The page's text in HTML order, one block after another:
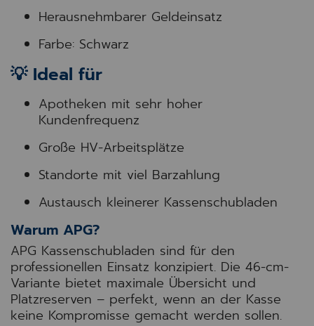
Herausnehmbarer Geldeinsatz
Farbe: Schwarz
💡 Ideal für
Apotheken mit sehr hoher
Kundenfrequenz
Große HV-Arbeitsplätze
Standorte mit viel Barzahlung
Austausch kleinerer Kassenschubladen
Warum APG?
APG Kassenschubladen sind für den
professionellen Einsatz konzipiert. Die 46-cm-
Variante bietet maximale Übersicht und
Platzreserven – perfekt, wenn an der Kasse
keine Kompromisse gemacht werden sollen.